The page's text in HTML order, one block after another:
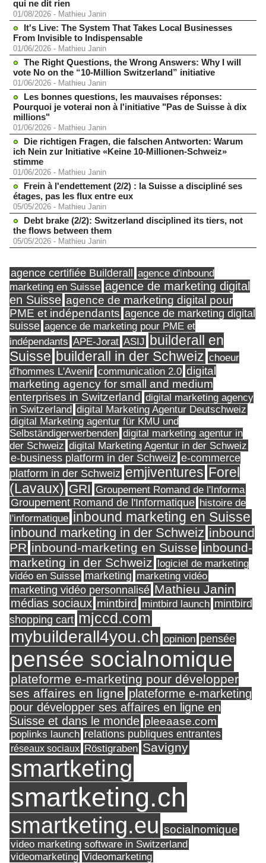
qui ne dit rien
01/08/2026 - Mathieu Janin
It's Live: The System That Takes Local Businesses
From Invisible to Indispensable
01/06/2026 - Mathieu Janin
The Right Questions, the Wrong Answers: Why I will
vote No on the “10-Million Switzerland” initiative
01/06/2026 - Mathieu Janin
Les bonnes questions, les mauvaises réponses:
Pourquoi je voterai non à l'initiative "Pas de Suisse à dix
millions"
01/06/2026 - Mathieu Janin
Die richtigen Fragen, die falschen Antworten: Warum
ich Nein zur Initiative «Keine 10-Millionen-Schweiz»
stimme
01/06/2026 - Mathieu Janin
Frein à l'endettement (2/2) : la Suisse a discipliné ses
étages, pas les flux entre eux
05/05/2026 - Mathieu Janin
Debt brake (2/2): Switzerland disciplined its tiers, not
the flows between them
05/05/2026 - Mathieu Janin
agence certifiée Builderall
agence d'inbound
marketing en Suisse agence de marketing digital
en Suisse agence de marketing digital pour
PME et indépendants agence de marketing digital
suisse agence de marketing pour PME et
indépendants APE-Jorat ASIJ builderall en
Suisse builderall in der Schweiz choeur
d'hommes L'Avenir communication 2.0 digital
marketing agency for small and medium
enterprises in Switzerland digital marketing agency
in Switzerland digital Marketing Agentur Deutschweiz
digital Marketing agentur für KMU und
Selbständigerwerbenden digital marketing agentur in
der Schweiz digital Marketing Agentur in der Schweiz
e-business platform in der Schweiz e-commerce
platform in der Schweiz emjiventures Forel
(Lavaux) GRI Groupement Romand de l'Informa
Groupement Romand de l'Informatique histoire de
l'informatique inbound marketing en Suisse
inbound marketing in der Schweiz inbound
PR inbound-marketing en Suisse inbound-
marketing in der Schweiz logiciel de marketing
vidéo en Suisse marketing marketing vidéo
marketing vidéo personnalisé Mathieu Janin
médias sociaux mintbird mintbird launch mintbird
shopping cart mjccd.com
mybuilderall4you.ch opinion pensée
pensée socialnomique
plateforme e-marketing pour développer
ses affaires en ligne plateforme e-marketing
pour développer ses affaires en ligne en
Suisse et dans le monde pleeaase.com
poplinks launch relations publiques entrantes
réseaux sociaux Röstigraben Savigny
smartketing
smartketing.ch
smartketing.eu socialnomique
video marketing software in Switzerland
videomarketing Videomarketing